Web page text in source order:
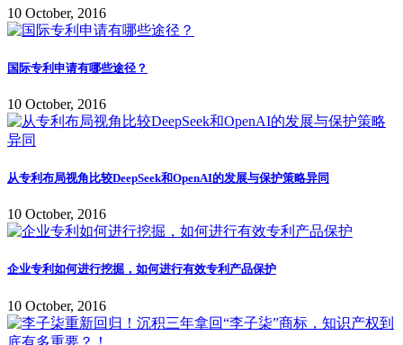
10 October, 2016
国际专利申请有哪些途径？
10 October, 2016
从专利布局视角比较DeepSeek和OpenAI的发展与保护策略异同
10 October, 2016
企业专利如何进行挖掘，如何进行有效专利产品保护
10 October, 2016